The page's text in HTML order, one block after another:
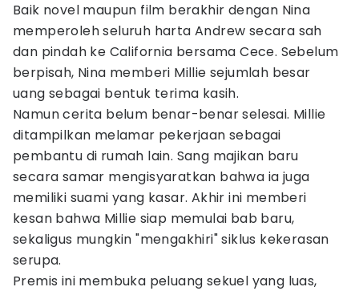
Baik novel maupun film berakhir dengan Nina
memperoleh seluruh harta Andrew secara sah
dan pindah ke California bersama Cece. Sebelum
berpisah, Nina memberi Millie sejumlah besar
uang sebagai bentuk terima kasih.
Namun cerita belum benar-benar selesai. Millie
ditampilkan melamar pekerjaan sebagai
pembantu di rumah lain. Sang majikan baru
secara samar mengisyaratkan bahwa ia juga
memiliki suami yang kasar. Akhir ini memberi
kesan bahwa Millie siap memulai bab baru,
sekaligus mungkin "mengakhiri" siklus kekerasan
serupa.
Premis ini membuka peluang sekuel yang luas,